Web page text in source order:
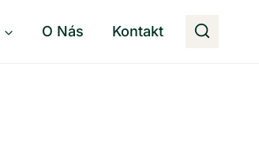
O Nás Kontakt